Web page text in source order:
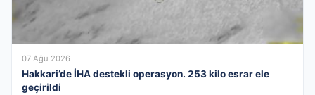
07 Ağu 2026
Hakkari’de İHA destekli operasyon. 253 kilo esrar ele
geçirildi